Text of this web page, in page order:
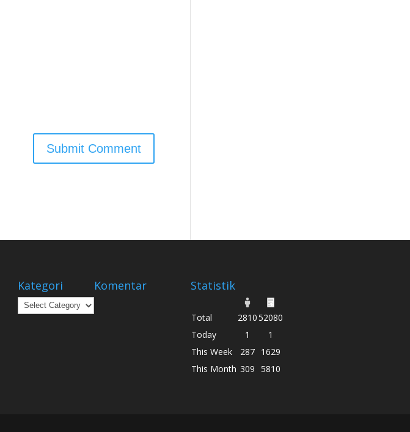
Kategori
Kategori
Komentar Statistik
Total 281052080
Today
1
1
This Week
287 1629
This Month 309 5810